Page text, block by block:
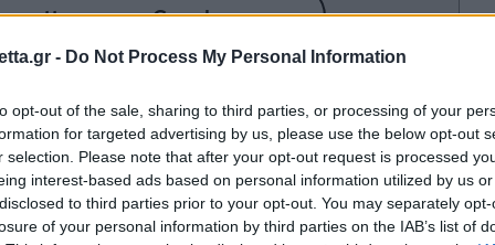
- Do Not Process My Personal Information
opt-out of the sale, sharing to third parties, or processing of your
for targeted advertising by us, please use the below opt-out
selection. Please note that after your opt-out request is processed
interest-based ads based on personal information utilized by us
to third parties prior to your opt-out. You may separately
of your personal information by third parties on the IAB’s list of
στην Google
παγκοσμίως ετοιμάζεται να
αναβιώνοντας ένα από τα